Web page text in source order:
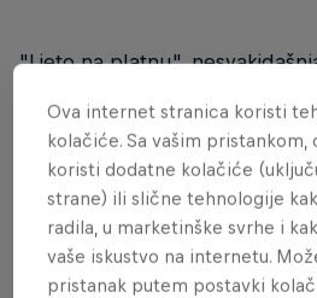
"Ljeto na platnu",
energiju, održana je
kampusa Univerziteta
u okviru koje su studenti u
“art ringu” imali priliku iskazati
Red Bull Summer edicije.
Ova internet stranica koristi
kolačiće. Sa vašim
koristi dodatne kolačiće
strane) ili slične tehnologije
radila, u marketinške svrhe i
vaše iskustvo na internetu.
pristanak putem postavki